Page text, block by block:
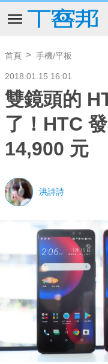
首頁 手機/平板
2018.01.15 16:01
雙鏡頭的
了！HTC
14,900 元
洪詩詩